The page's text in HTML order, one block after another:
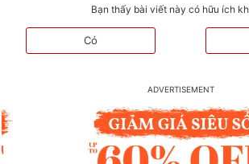
Bạn thấy bài viết này có hữu ích
Có